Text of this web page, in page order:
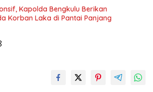
Kapolda Bengkulu Berikan
Korban Laka di Pantai Panjang